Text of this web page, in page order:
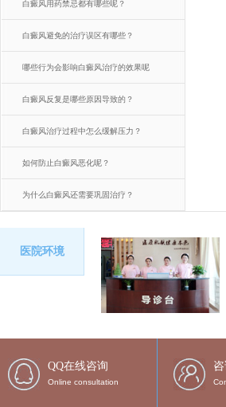
白癜风用药禁忌都有哪些呢？
白癜风避免的治疗误区有哪些？
哪些行为会影响白癜风治疗的效果呢
白癜风反复是哪些原因导致的？
白癜风治疗过程中怎么缓解压力？
如何防止白癜风恶化呢？
为什么白癜风还需要巩固治疗？
医院环境
QQ在线咨询
Online consultation